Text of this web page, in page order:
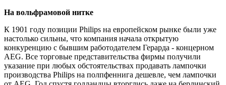
На вольфрамовой нитке
К 1901 году позиции Philips на европейском рынке были уже
настолько сильны, что компания начала открытую
конкуренцию с бывшим работодателем Герарда - концерном
AEG. Все торговые представительства фирмы получили
указание при любых обстоятельствах продавать лампочки
производства Philips на полпфеннига дешевле, чем лампочки